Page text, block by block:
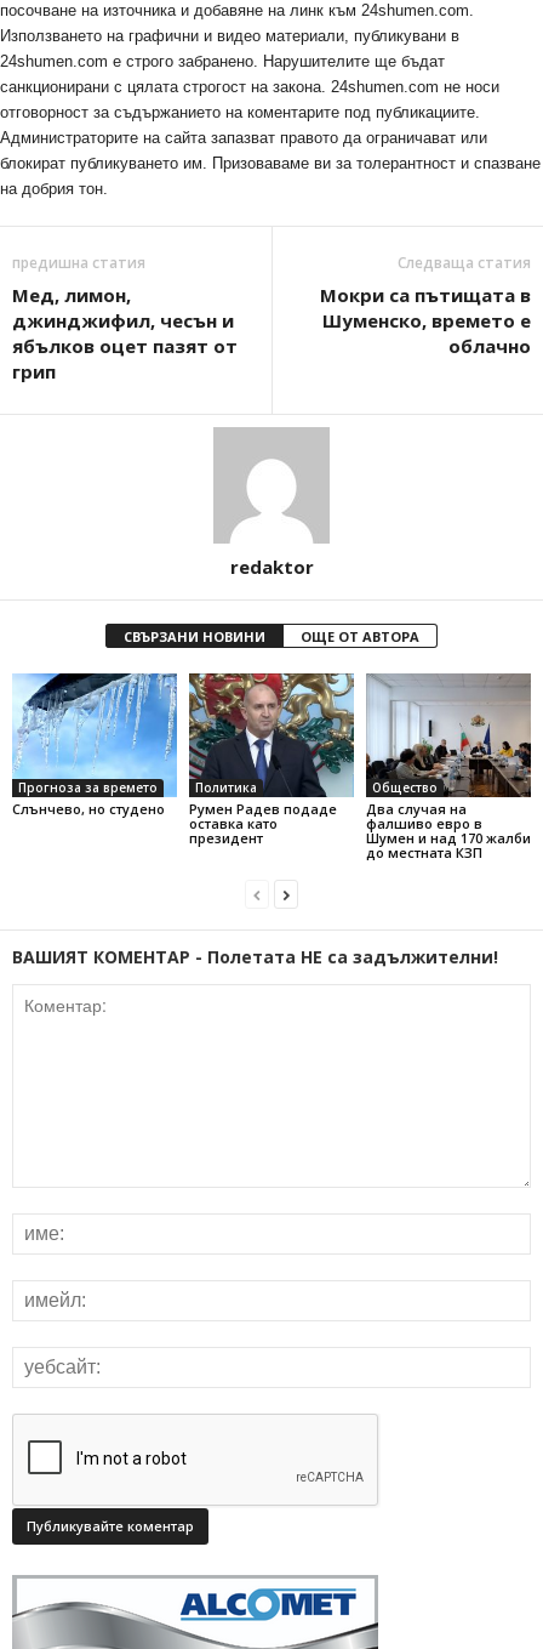
посочване на източника и добавяне на линк към 24shumen.com.
Използването на графични и видео материали, публикувани в
24shumen.com е строго забранено. Нарушителите ще бъдат
санкционирани с цялата строгост на закона. 24shumen.com не носи
отговорност за съдържанието на коментарите под публикациите.
Администраторите на сайта запазват правото да ограничават или
блокират публикуването им. Призоваваме ви за толерантност и спазване
на добрия тон.
предишна статия
Мед, лимон,
джинджифил, чесън и
ябълков оцет пазят от
грип
Следваща статия
Мокри са пътищата в
Шуменско, времето е
облачно
redaktor
СВЪРЗАНИ НОВИНИ ОЩЕ ОТ АВТОРА
Прогноза за времето
Слънчево, но студено
Политика
Румен Радев подаде
оставка като
президент
Общество
Два случая на
фалшиво евро в
Шумен и над 170 жалби
до местната КЗП
ВАШИЯТ КОМЕНТАР - Полетата НЕ са задължителни!